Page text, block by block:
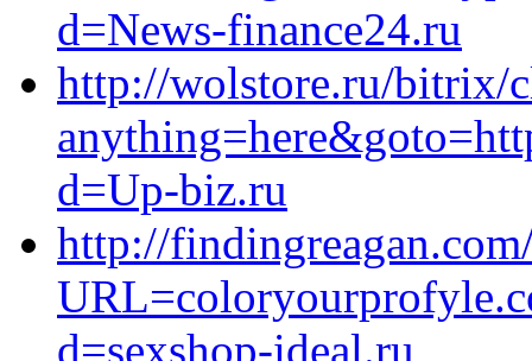
d=News-finance24.ru
http://wolstore.ru/bitrix/
d=Up-biz.ru
http://
d=sexshop-ideal.ru